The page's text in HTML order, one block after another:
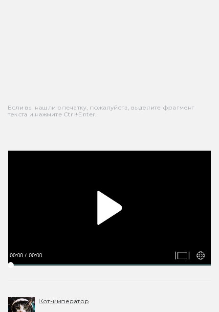
Если вы нашли опечатку, пожалуйста, выделите фрагмент
текста и нажмите Ctrl+Enter.
00:00 00:00
Кот-император